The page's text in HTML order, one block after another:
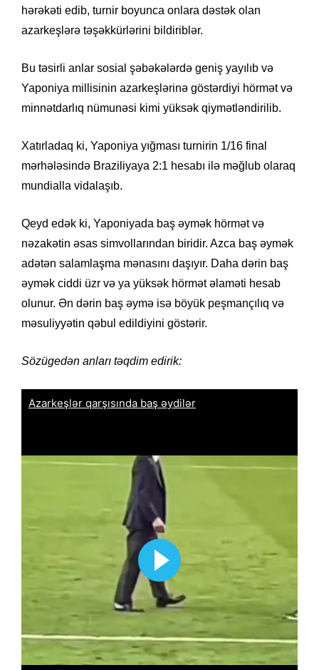
hərəkəti edib, turnir boyunca onlara dəstək olan
azarkeşlərə təşəkkürlərini bildiriblər.
Bu təsirli anlar sosial şəbəkələrdə geniş yayılıb və
Yaponiya millisinin azarkeşlərinə göstərdiyi hörmət və
minnətdarlıq nümunəsi kimi yüksək qiymətləndirilib.
Xatırladaq ki, Yaponiya yığması turnirin 1/16 final
mərhələsində Braziliyaya 2:1 hesabı ilə məğlub olaraq
mundialla vidalaşıb.
Qeyd edək ki, Yaponiyada baş əymək hörmət və
nəzakətin əsas simvollarından biridir. Azca baş əymək
adətən salamlaşma mənasını daşıyır. Daha dərin baş
əymək ciddi üzr və ya yüksək hörmət əlaməti hesab
olunur. Ən dərin baş əymə isə böyük peşmançılıq və
məsuliyyətin qəbul edildiyini göstərir.
Sözügedən anları təqdim edirik: